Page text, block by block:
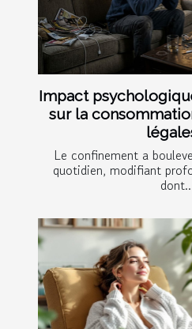
Impact
sur la
Le confinement a
quotidien, modifiant